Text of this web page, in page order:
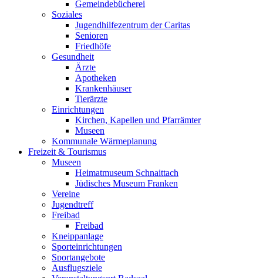
Gemeindebücherei
Soziales
Jugendhilfezentrum der Caritas
Senioren
Friedhöfe
Gesundheit
Ärzte
Apotheken
Krankenhäuser
Tierärzte
Einrichtungen
Kirchen, Kapellen und Pfarrämter
Museen
Kommunale Wärmeplanung
Freizeit & Tourismus
Museen
Heimatmuseum Schnaittach
Jüdisches Museum Franken
Vereine
Jugendtreff
Freibad
Freibad
Kneippanlage
Sporteinrichtungen
Sportangebote
Ausflugsziele